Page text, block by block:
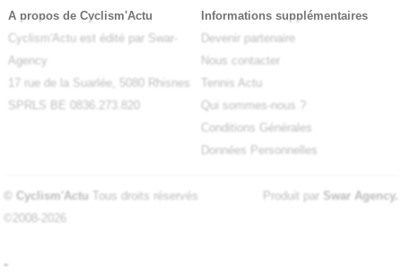
A propos de Cyclism'Actu
Cyclism'Actu est édité par Swar-
Agency
17 rue de la Suarlée, 5080 Rhisnes
SPRLS BE 0836.273.820
Informations supplémentaires
Devenir partenaire
Nous contacter
Tennis Actu
Qui sommes-nous ?
Conditions Générales
Données Personnelles
© Cyclism'Actu Tous droits réservés
©2008-2026
Produit par Swar Agency.
-